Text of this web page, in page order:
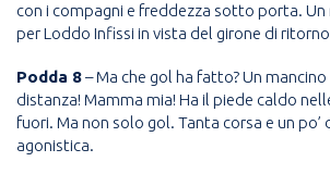
con i compagni e freddezza sotto porta.
per Loddo Infissi in vista del girone di
Podda 8– Ma che gol ha fatto? Un
distanza! Mamma mia! Ha il piede caldo
fuori. Ma non solo gol. Tanta corsa e un po’
agonistica.